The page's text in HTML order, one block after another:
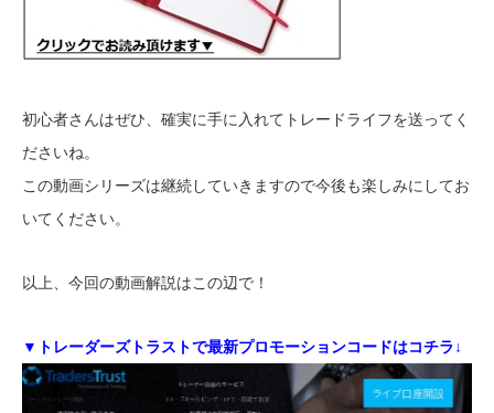
初心者さんはぜひ、確実に手に入れてトレードライフを送ってく
ださいね。
この動画シリーズは継続していきますので今後も楽しみにしてお
いてください。
以上、今回の動画解説はこの辺で！
▼トレーダーズトラストで最新プロモーションコードはコチラ↓